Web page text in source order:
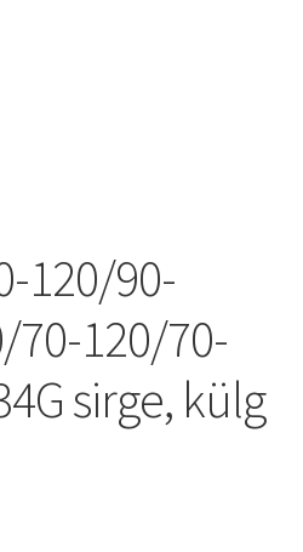
120/90-
70-120/70-
sirge, külg